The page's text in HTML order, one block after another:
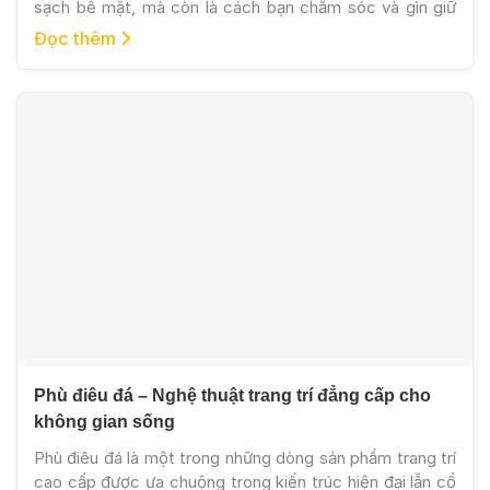
sạch bề mặt, mà còn là cách bạn chăm sóc và gìn giữ
giá trị thẩm mỹ cho toàn bộ không gian sống. Những
tấm phù điêu đá marble với đường nét chạm khắc tinh
Đọc thêm
Phù điêu đá – Nghệ thuật trang trí đẳng cấp cho
không gian sống
Phù điêu đá là một trong những dòng sản phẩm trang trí
cao cấp được ưa chuộng trong kiến trúc hiện đại lẫn cổ